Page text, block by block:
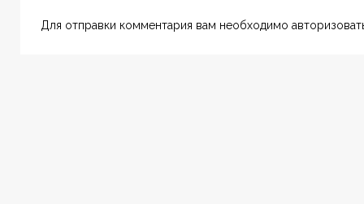
Для отправки комментария вам необходимо